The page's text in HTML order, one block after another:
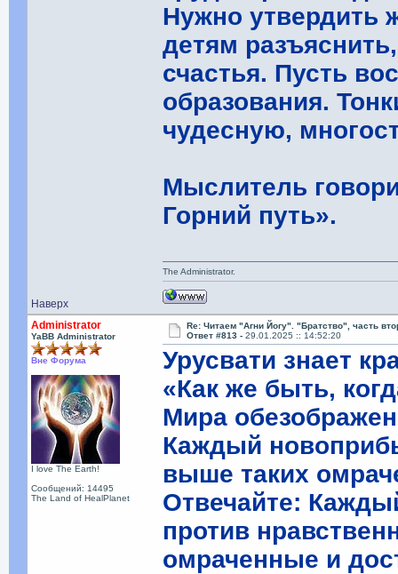
Нужно утвердить
детям
счастья. Пусть
образования.
чудесную,
Мыслитель
Горний путь».
Наверх
The Administrator.
Administrator
YaBB Administrator
Вне Форума
I love The Earth!
Сообщений: 14495
The Land of HealPlanet
Re: Читаем "Агни Йогу". "Братство", часть
Ответ #813 -29.01.2025 :: 14:52:20
Урусвати знает
«Как же быть,
Мира
Каждый
выше таких
Отвечайте:
против
омраченные и